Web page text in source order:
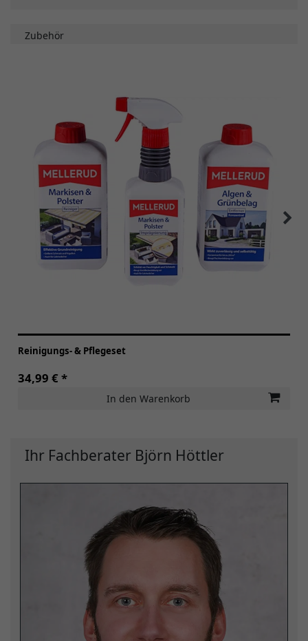
Zubehör
Reinigungs- & Pflegeset
34,99 € *
In den Warenkorb
Ihr Fachberater Björn Höttler